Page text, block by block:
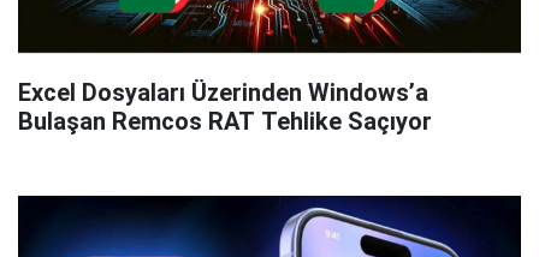
Excel Dosyaları Üzerinden Windows’a
Bulaşan Remcos RAT Tehlike Saçıyor